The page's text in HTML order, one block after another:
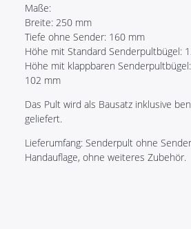
Maße:
Breite: 250 mm
Tiefe ohne Sender: 160 mm
Höhe mit Standard Senderpultbügel:
Höhe mit klappbaren
102 mm
Das Pult wird als Bausatz inklusive
geliefert.
Lieferumfang: Senderpult ohne
Handauflage, ohne weiteres Zubehör.